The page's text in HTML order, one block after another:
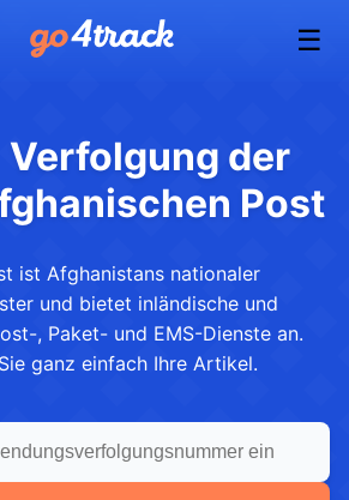
☰
Verfolgung der
Post
ist Afghanistans nationaler
und bietet inländische und
, Paket- und EMS-Dienste an.
ganz einfach Ihre Artikel.